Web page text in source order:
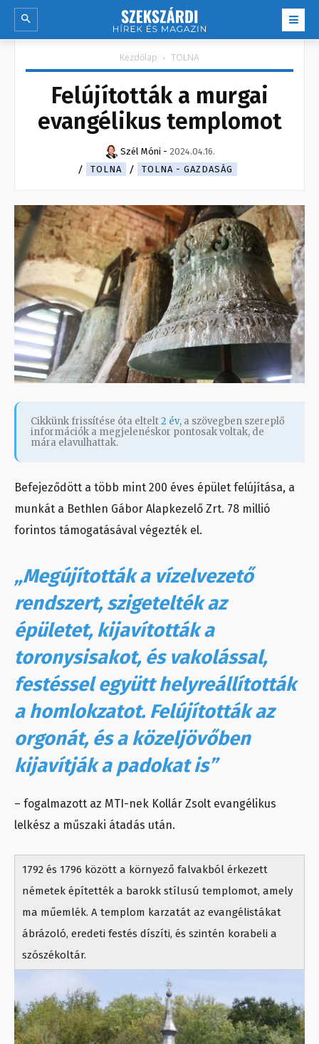
Kezdőlap TOLNA
Felújították a murgai
evangélikus templomot
Szél Móni - 2024.04.16.
TOLNA
TOLNA - GAZDASÁG
Cikkünk frissítése óta eltelt2 év, a szövegben szereplő
információk a megjelenéskor pontosak voltak, de
mára elavulhattak.
Befejeződött a több mint 200 éves épület felújítása, a
munkát a Bethlen Gábor Alapkezelő Zrt. 78 millió
forintos támogatásával végezték el.
„Megújították a vízelvezető
rendszert, szigetelték az
épületet, kijavították a
toronysisakot, és vakolással,
festéssel együtt helyreállították
a homlokzatot. Felújították az
orgonát, és a közeljövőben
kijavítják a padokat is”
– fogalmazott az MTI-nek Kollár Zsolt evangélikus
lelkész a műszaki átadás után.
1792 és 1796 között a környező falvakból érkezett
németek építették a barokk stílusú templomot, amely
ma műemlék. A templom karzatát az evangélistákat
ábrázoló, eredeti festés díszíti, és szintén korabeli a
szószékoltár.